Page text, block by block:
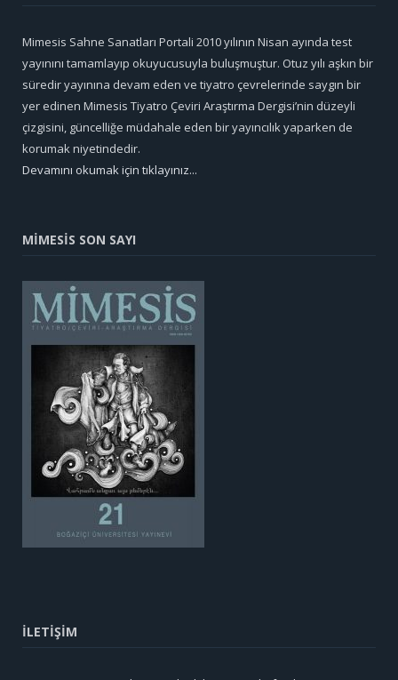
Mimesis Sahne Sanatları Portali 2010 yılının Nisan ayında test
yayınını tamamlayıp okuyucusuyla buluşmuştur. Otuz yılı aşkın bir
süredir yayınına devam eden ve tiyatro çevrelerinde saygın bir
yer edinen Mimesis Tiyatro Çeviri Araştırma Dergisi’nin düzeyli
çizgisini, güncelliğe müdahale eden bir yayıncılık yaparken de
korumak niyetindedir.
Devamını okumak için tıklayınız...
MİMESİS SON SAYI
İLETİŞİM